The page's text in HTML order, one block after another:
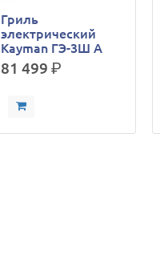
Гриль
электрический
Kayman ГЭ-3Ш A
81 499р.